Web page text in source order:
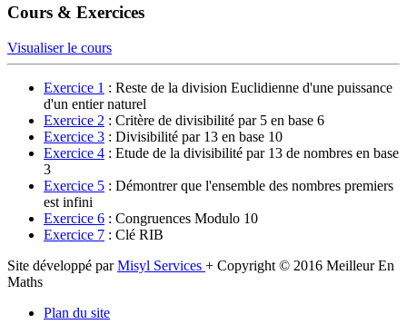
Cours & Exercices
Visualiser le cours
Exercice 1 : Reste de la division Euclidienne d'une puissance
d'un entier naturel
Exercice 2 : Critère de divisibilité par 5 en base 6
Exercice 3 : Divisibilité par 13 en base 10
Exercice 4 : Etude de la divisibilité par 13 de nombres en base
3
Exercice 5 : Démontrer que l'ensemble des nombres premiers
est infini
Exercice 6 : Congruences Modulo 10
Exercice 7 : Clé RIB
Site développé parMisyl Services + Copyright © 2016 Meilleur En
Maths
Plan du site